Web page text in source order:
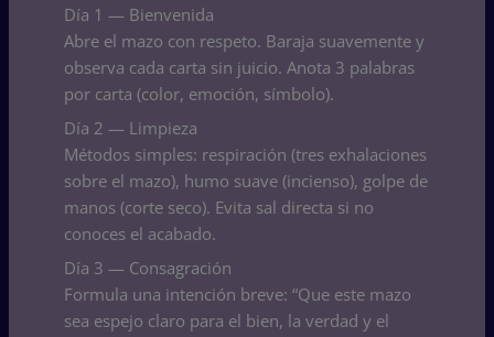
Día 1 — Bienvenida
Abre el mazo con respeto. Baraja suavemente y
observa cada carta sin juicio. Anota 3 palabras
por carta (color, emoción, símbolo).
Día 2 — Limpieza
Métodos simples: respiración (tres exhalaciones
sobre el mazo), humo suave (incienso), golpe de
manos (corte seco). Evita sal directa si no
conoces el acabado.
Día 3 — Consagración
Formula una intención breve: “Que este mazo
sea espejo claro para el bien, la verdad y el